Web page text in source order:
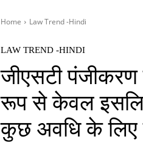
Home Law Trend -Hindi
LAW TREND -HINDI
जीएसटी पंजीकरण
रूप से केवल इसलिए
कुछ अवधि के लिए